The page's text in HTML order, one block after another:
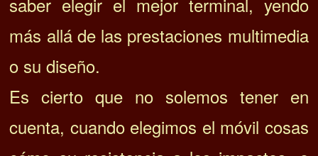
más allá de las prestaciones multimedia
o su diseño.
Es cierto que no solemos tener en
cuenta, cuando elegimos el móvil cosas